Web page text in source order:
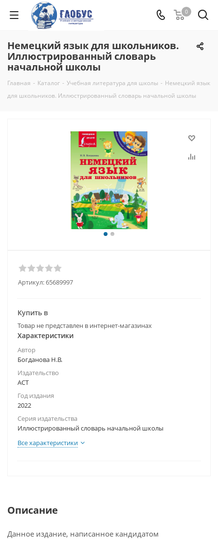
0
Немецкий язык для школьников.
Иллюстрированный словарь
начальной школы
Главная - Каталог - Учебная литература для школы - Немецкий язык
для школьников. Иллюстрированный словарь начальной школы
Артикул:65689997
Купить в
Товар не представлен в интернет-магазинах
Характеристики
Автор
Богданова Н.В.
Издательство
АСТ
Год издания
2022
Серия издательства
Иллюстрированный словарь начальной школы
Все характеристики
Описание
Данное издание, написанное кандидатом